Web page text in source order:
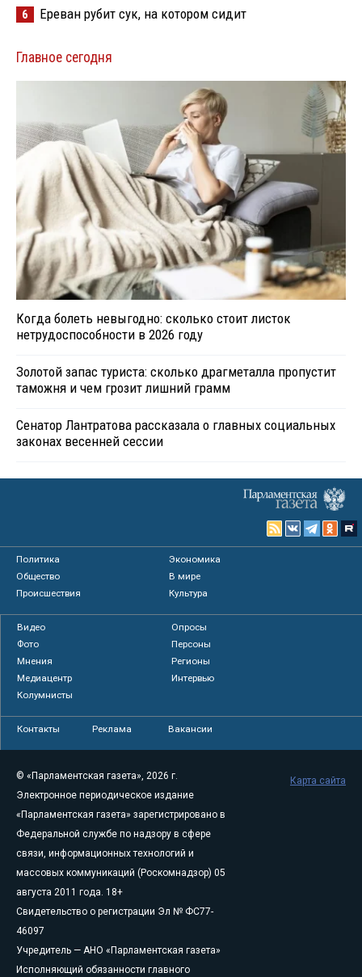
6 Ереван рубит сук, на котором сидит
Главное сегодня
Когда болеть невыгодно: сколько стоит листок
нетрудоспособности в 2026 году
Золотой запас туриста: сколько драгметалла пропустит
таможня и чем грозит лишний грамм
Сенатор Лантратова рассказала о главных социальных
законах весенней сессии
Политика
Экономика
Общество
В мире
Происшествия
Культура
Видео
Опросы
Фото
Персоны
Мнения
Регионы
Медиацентр
Интервью
Колумнисты
Контакты Реклама Вакансии
© «Парламентская газета», 2026 г.
Электронное периодическое издание
«Парламентская газета» зарегистрировано в
Федеральной службе по надзору в сфере
связи, информационных технологий и
массовых коммуникаций (Роскомнадзор) 05
августа 2011 года. 18+
Свидетельство о регистрации Эл № ФС77-
46097
Учредитель — АНО «Парламентская газета»
Исполняющий обязанности главного
Карта сайта